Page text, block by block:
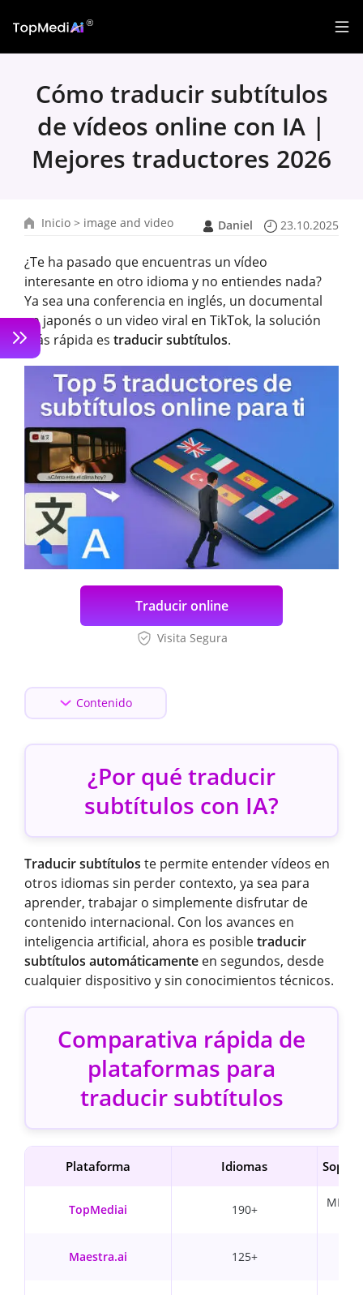
Cómo traducir subtítulos
de vídeos online con IA |
Mejores traductores 2026
Inicio > image and video Daniel 23.10.2025
¿Te ha pasado que encuentras un vídeo
interesante en otro idioma y no entiendes nada?
Ya sea una conferencia en inglés, un documental
en japonés o un video viral en TikTok, la solución
más rápida es traducir subtítulos.
Traducir online
Visita Segura
Contenido
¿Por qué traducir
subtítulos con IA?
Traducir subtítulos te permite entender vídeos en
otros idiomas sin perder contexto, ya sea para
aprender, trabajar o simplemente disfrutar de
contenido internacional. Con los avances en
inteligencia artificial, ahora es posibletraducir
subtítulos automáticamente en segundos, desde
cualquier dispositivo y sin conocimientos técnicos.
Comparativa rápida de
plataformas para
traducir subtítulos
Plataforma Idiomas
TopMediai 190+ MP4,
Maestra.ai 125+